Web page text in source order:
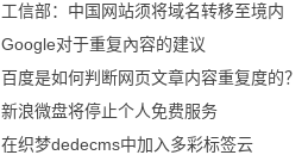
工信部：中国网站须将域名转移至境内
Google对于重复內容的建议
百度是如何判断网页文章内容重复度的？
新浪微盘将停止个人免费服务
在织梦dedecms中加入多彩标签云